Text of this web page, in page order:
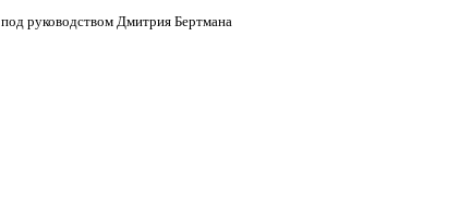
под руководством Дмитрия Бертмана